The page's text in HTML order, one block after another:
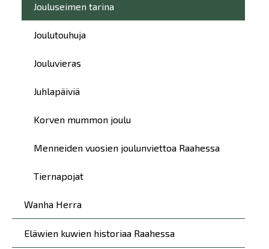
Jouluseimen tarina
Joulutouhuja
Jouluvieras
Juhlapäiviä
Korven mummon joulu
Menneiden vuosien joulunviettoa Raahessa
Tiernapojat
Wanha Herra
Eläwien kuwien historiaa Raahessa